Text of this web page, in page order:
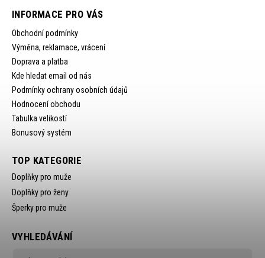
INFORMACE PRO VÁS
Obchodní podmínky
Výměna, reklamace, vrácení
Doprava a platba
Kde hledat email od nás
Podmínky ochrany osobních údajů
Hodnocení obchodu
Tabulka velikostí
Bonusový systém
TOP KATEGORIE
Doplňky pro muže
Doplňky pro ženy
Šperky pro muže
VYHLEDÁVÁNÍ